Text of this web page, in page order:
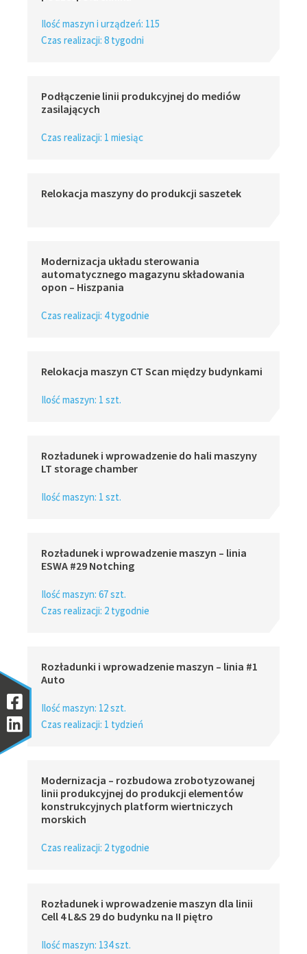
Ilość maszyn i urządzeń: 115
Czas realizacji: 8 tygodni
Podłączenie linii produkcyjnej do mediów
zasilających
Czas realizacji: 1 miesiąc
Relokacja maszyny do produkcji saszetek
Modernizacja układu sterowania
automatycznego magazynu składowania
opon – Hiszpania
Czas realizacji: 4 tygodnie
Relokacja maszyn CT Scan między budynkami
Ilość maszyn: 1 szt.
Rozładunek i wprowadzenie do hali maszyny
LT storage chamber
Ilość maszyn: 1 szt.
Rozładunek i wprowadzenie maszyn – linia
ESWA #29 Notching
Ilość maszyn: 67 szt.
Czas realizacji: 2 tygodnie
Rozładunki i wprowadzenie maszyn – linia #1
Auto
Ilość maszyn: 12 szt.
Czas realizacji: 1 tydzień
Modernizacja – rozbudowa zrobotyzowanej
linii produkcyjnej do produkcji elementów
konstrukcyjnych platform wiertniczych
morskich
Czas realizacji: 2 tygodnie
Rozładunek i wprowadzenie maszyn dla linii
Cell 4 L&S 29 do budynku na II piętro
Ilość maszyn: 134 szt.